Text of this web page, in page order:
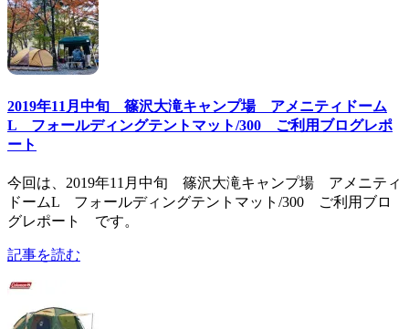
2019年11月中旬 篠沢大滝キャンプ場 アメニティドーム
L フォールディングテントマット/300 ご利用ブログレポ
ート
今回は、2019年11月中旬 篠沢大滝キャンプ場 アメニティ
ドームL フォールディングテントマット/300 ご利用ブロ
グレポート です。
記事を読む